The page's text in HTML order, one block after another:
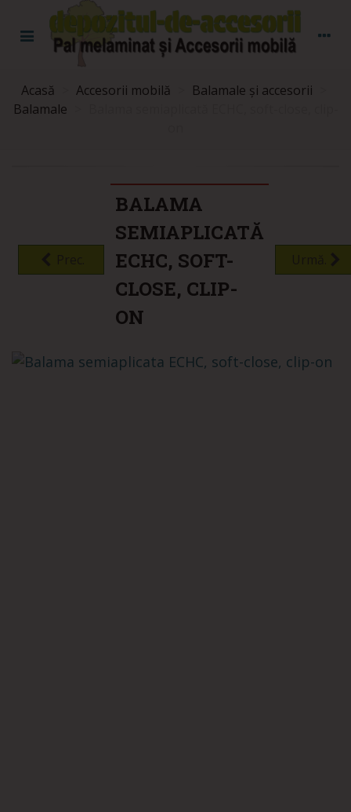
Acasă Accesorii mobilă Balamale și accesorii
Balamale
BALAMA
SEMIAPLICATĂ
ECHC, SOFT-
CLOSE, CLIP-
ON